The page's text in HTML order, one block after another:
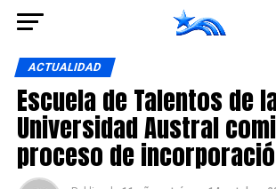
ACTUALIDAD
Escuela de Talentos de
Universidad Austral
proceso de
Ir a la versión móvil